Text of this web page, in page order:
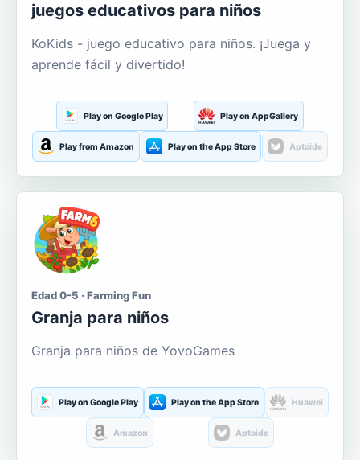
juegos educativos para niños
KoKids - juego educativo para niños. ¡Juega y
aprende fácil y divertido!
Play on Google Play Play on AppGallery
Play from Amazon Play on the App Store Aptoide
Edad 0-5 · Farming Fun
Granja para niños
Granja para niños de YovoGames
Play on Google Play Play on the App Store Huawei
Amazon Aptoide